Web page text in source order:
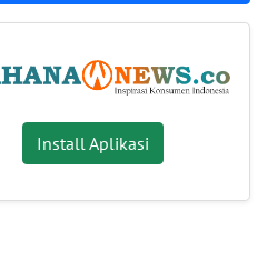
Install Aplikasi